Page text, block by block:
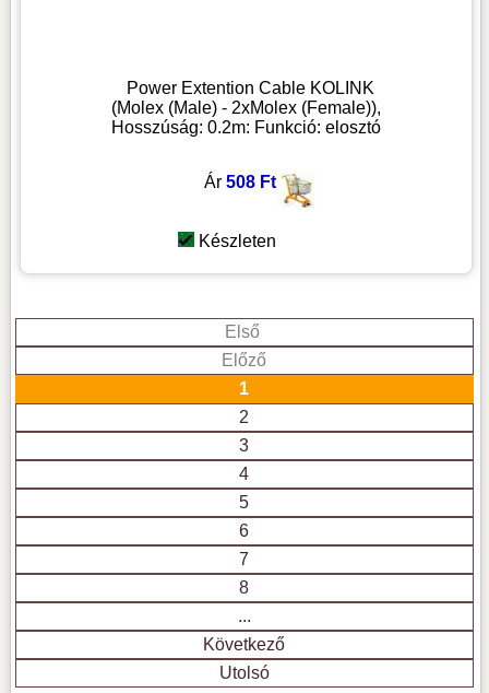
Power Extention Cable KOLINK
(Molex (Male) - 2xMolex (Female)),
Hosszúság: 0.2m: Funkció: elosztó
Ár 508 Ft
Készleten
Első
Előző
1
2
3
4
5
6
7
8
...
Következő
Utolsó